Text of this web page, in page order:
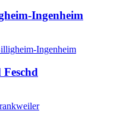
Ingenheim
Ingenheim